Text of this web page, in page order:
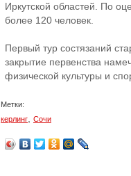
Иркутской областей. По
более 120 человек.
Первый тур состязаний
закрытие первенства
физической культуры и
Метки:
керлинг
Сочи